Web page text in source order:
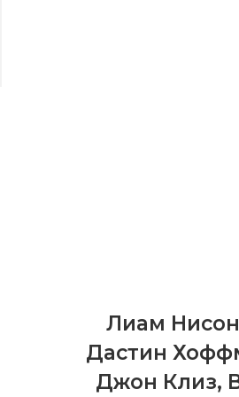
Лиам Нисон
Дастин
Джон Клиз,